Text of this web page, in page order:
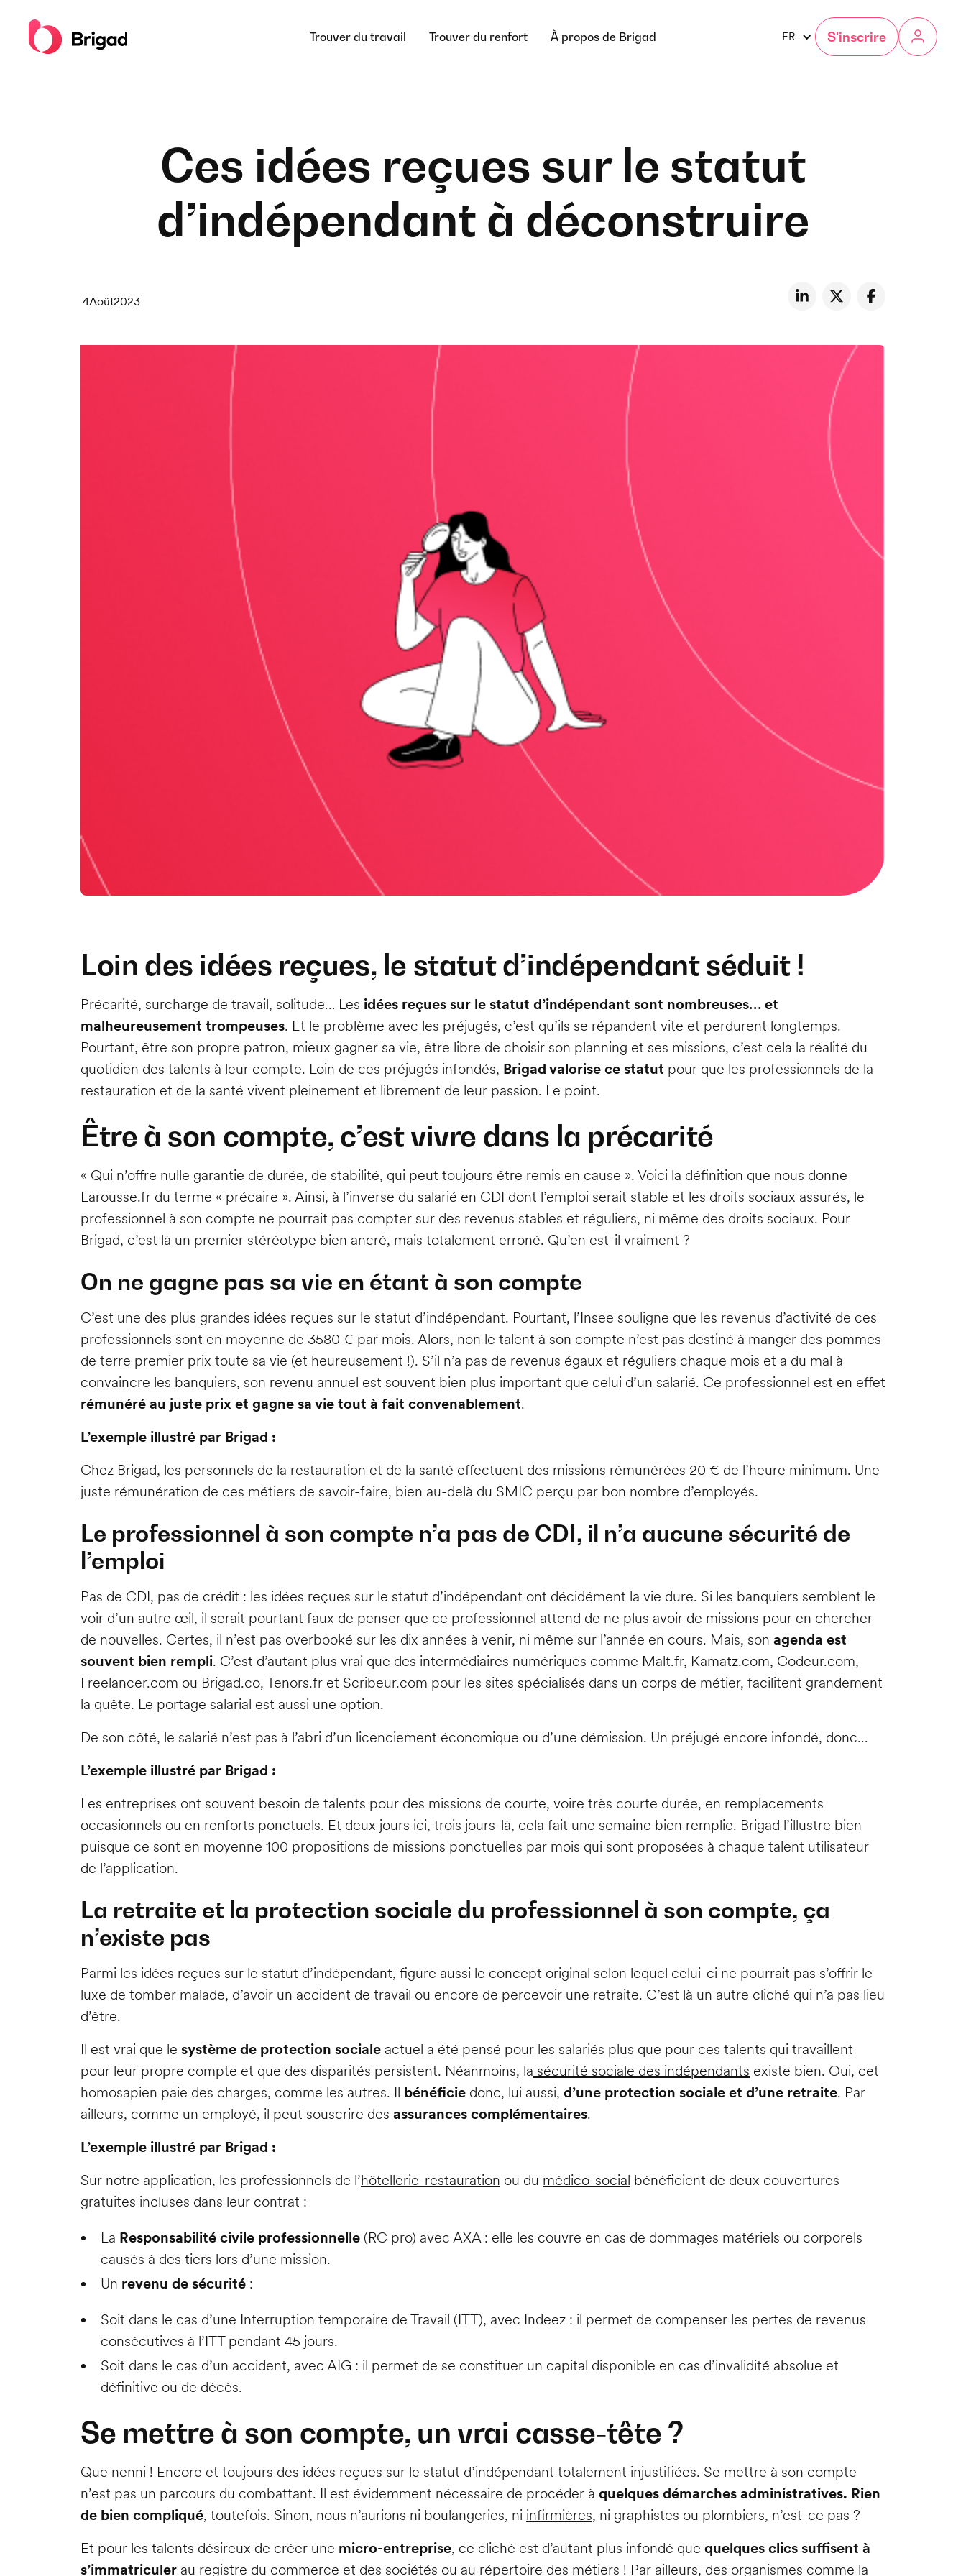
Trouver du travail Trouver du renfort À propos de Brigad FR S'inscrire
Ces idées reçues sur le statut
d’indépendant à déconstruire
4Août2023
Loin des idées reçues, le statut d’indépendant séduit !
Précarité, surcharge de travail, solitude… Les idées reçues sur le statut d’indépendant sont nombreuses… et
malheureusement trompeuses. Et le problème avec les préjugés, c’est qu’ils se répandent vite et perdurent longtemps.
Pourtant, être son propre patron, mieux gagner sa vie, être libre de choisir son planning et ses missions, c’est cela la réalité du
quotidien des talents à leur compte. Loin de ces préjugés infondés, Brigad valorise ce statut pour que les professionnels de la
restauration et de la santé vivent pleinement et librement de leur passion. Le point.
Être à son compte, c’est vivre dans la précarité
« Qui n’offre nulle garantie de durée, de stabilité, qui peut toujours être remis en cause ». Voici la définition que nous donne
Larousse.fr du terme « précaire ». Ainsi, à l’inverse du salarié en CDI dont l’emploi serait stable et les droits sociaux assurés, le
professionnel à son compte ne pourrait pas compter sur des revenus stables et réguliers, ni même des droits sociaux. Pour
Brigad, c’est là un premier stéréotype bien ancré, mais totalement erroné. Qu’en est-il vraiment ?
On ne gagne pas sa vie en étant à son compte
C’est une des plus grandes idées reçues sur le statut d’indépendant. Pourtant, l’Insee souligne que les revenus d’activité de ces
professionnels sont en moyenne de 3580 € par mois. Alors, non le talent à son compte n’est pas destiné à manger des pommes
de terre premier prix toute sa vie (et heureusement !). S’il n’a pas de revenus égaux et réguliers chaque mois et a du mal à
convaincre les banquiers, son revenu annuel est souvent bien plus important que celui d’un salarié. Ce professionnel est en effet
rémunéré au juste prix et gagne sa vie tout à fait convenablement.
L’exemple illustré par Brigad :
Chez Brigad, les personnels de la restauration et de la santé effectuent des missions rémunérées 20 € de l’heure minimum. Une
juste rémunération de ces métiers de savoir-faire, bien au-delà du SMIC perçu par bon nombre d’employés.
Le professionnel à son compte n’a pas de CDI, il n’a aucune sécurité de
l’emploi
Pas de CDI, pas de crédit : les idées reçues sur le statut d’indépendant ont décidément la vie dure. Si les banquiers semblent le
voir d’un autre œil, il serait pourtant faux de penser que ce professionnel attend de ne plus avoir de missions pour en chercher
de nouvelles. Certes, il n’est pas overbooké sur les dix années à venir, ni même sur l’année en cours. Mais, son agenda est
souvent bien rempli. C’est d’autant plus vrai que des intermédiaires numériques comme Malt.fr, Kamatz.com, Codeur.com,
Freelancer.com ou Brigad.co, Tenors.fr et Scribeur.com pour les sites spécialisés dans un corps de métier, facilitent grandement
la quête. Le portage salarial est aussi une option.
De son côté, le salarié n’est pas à l’abri d’un licenciement économique ou d’une démission. Un préjugé encore infondé, donc…
L’exemple illustré par Brigad :
Les entreprises ont souvent besoin de talents pour des missions de courte, voire très courte durée, en remplacements
occasionnels ou en renforts ponctuels. Et deux jours ici, trois jours-là, cela fait une semaine bien remplie. Brigad l’illustre bien
puisque ce sont en moyenne 100 propositions de missions ponctuelles par mois qui sont proposées à chaque talent utilisateur
de l’application.
La retraite et la protection sociale du professionnel à son compte, ça
n’existe pas
Parmi les idées reçues sur le statut d’indépendant, figure aussi le concept original selon lequel celui-ci ne pourrait pas s’offrir le
luxe de tomber malade, d’avoir un accident de travail ou encore de percevoir une retraite. C’est là un autre cliché qui n’a pas lieu
d’être.
Il est vrai que le système de protection sociale actuel a été pensé pour les salariés plus que pour ces talents qui travaillent
pour leur propre compte et que des disparités persistent. Néanmoins, la sécurité sociale des indépendants existe bien. Oui, cet
homosapien paie des charges, comme les autres. Il bénéficie donc, lui aussi, d’une protection sociale et d’une retraite. Par
ailleurs, comme un employé, il peut souscrire des assurances complémentaires.
L’exemple illustré par Brigad :
Sur notre application, les professionnels de l’hôtellerie-restauration ou du médico-social bénéficient de deux couvertures
gratuites incluses dans leur contrat :
La Responsabilité civile professionnelle (RC pro) avec AXA : elle les couvre en cas de dommages matériels ou corporels
causés à des tiers lors d’une mission.
Un revenu de sécurité :
Soit dans le cas d’une Interruption temporaire de Travail (ITT), avec Indeez : il permet de compenser les pertes de revenus
consécutives à l’ITT pendant 45 jours.
Soit dans le cas d’un accident, avec AIG : il permet de se constituer un capital disponible en cas d’invalidité absolue et
définitive ou de décès.
Se mettre à son compte, un vrai casse-tête ?
Que nenni ! Encore et toujours des idées reçues sur le statut d’indépendant totalement injustifiées. Se mettre à son compte
n’est pas un parcours du combattant. Il est évidemment nécessaire de procéder à quelques démarches administratives. Rien
de bien compliqué, toutefois. Sinon, nous n’aurions ni boulangeries, ni infirmières, ni graphistes ou plombiers, n’est-ce pas ?
Et pour les talents désireux de créer une micro-entreprise, ce cliché est d’autant plus infondé que quelques clics suffisent à
s’immatriculer au registre du commerce et des sociétés ou au répertoire des métiers ! Par ailleurs, des organismes comme la